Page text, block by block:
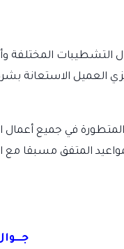
المختلفة
العميل الاستعانة
في جميع أعمال
المتفق